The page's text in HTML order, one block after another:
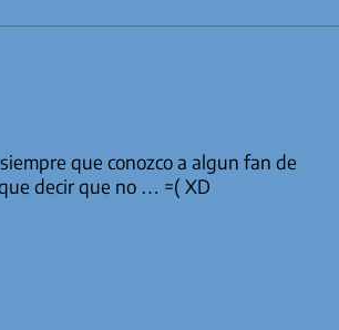
que conozco a algun fan de
decir que no … =( XD